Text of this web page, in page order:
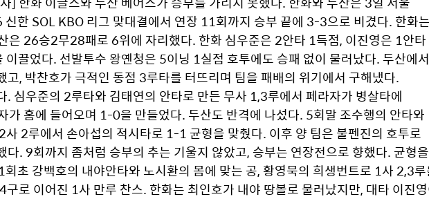
한 SOL KBO 리그 맞대결에서 연장 11회까지 승부 끝에 3-3으로 비겼다. 한화
은 26승2무28패로 6위에 자리했다. 한화 심우준은 2안타 1득점, 이진영은 1안타
이끌었다. 선발투수 왕옌청은 5이닝 1실점 호투에도 승패 없이 물러났다. 두산에
고, 박찬호가 극적인 동점 3루타를 터뜨리며 팀을 패배의 위기에서 구해냈다.
. 심우준의 2루타와 김태연의 안타로 만든 무사 1,3루에서 페라자가 병살타에
가 홈에 들어오며 1-0을 만들었다. 두산도 반격에 나섰다. 5회말 조수행의 안타와
사 2루에서 손아섭의 적시타로 1-1 균형을 맞췄다. 이후 양 팀은 불펜진의 호투로
. 9회까지 좀처럼 승부의 추는 기울지 않았고, 승부는 연장전으로 향했다. 균형
초 강백호의 내야안타와 노시환의 몸에 맞는 공, 황영묵의 희생번트로 1사 2,3
로 이어진 1사 만루 찬스. 한화는 최인호가 내야 땅볼로 물러났지만, 대타 이진